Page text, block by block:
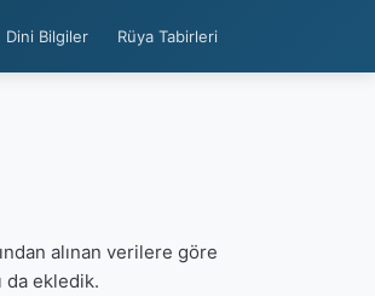
Dini Bilgiler Rüya Tabirleri
alınan verilere göre
da ekledik.